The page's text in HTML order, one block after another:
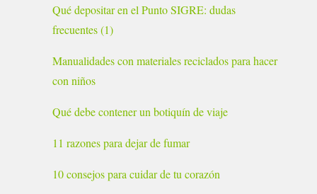
Qué depositar en el Punto SIGRE: dudas
frecuentes (1)
Manualidades con materiales reciclados para hacer
con niños
Qué debe contener un botiquín de viaje
11 razones para dejar de fumar
10 consejos para cuidar de tu corazón